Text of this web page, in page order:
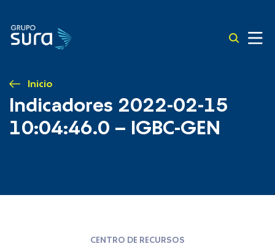
Inicio
Indicadores 2022-02-15
10:04:46.0 – IGBC-GEN
CENTRO DE RECURSOS